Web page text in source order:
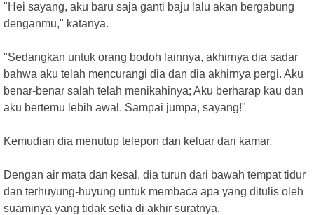
"Hei sayang, aku baru saja ganti baju lalu akan bergabung
denganmu," katanya.
"Sedangkan untuk orang bodoh lainnya, akhirnya dia sadar
bahwa aku telah mencurangi dia dan dia akhirnya pergi. Aku
benar-benar salah telah menikahinya; Aku berharap kau dan
aku bertemu lebih awal. Sampai jumpa, sayang!"
Kemudian dia menutup telepon dan keluar dari kamar.
Dengan air mata dan kesal, dia turun dari bawah tempat tidur
dan terhuyung-huyung untuk membaca apa yang ditulis oleh
suaminya yang tidak setia di akhir suratnya.